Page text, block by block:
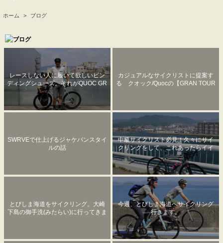
ホーム > ブログ
レースしない人に履いて欲しいビン
ディングシューズ。それがQUOC GR
AN TOURER
カジュアルなサイクリストに提案す
る クオック/Quocの【GRAN TOUR
SWRVEで仕上げるジャケパンスタイ
ルの話
中級サイクリスト必見！久々にサイ
クリングをして、これあったらイイ
なーって物を紹介します。
とびしま海道をサイクリング。大崎
下島の御手洗(みたらい)に行ってきま
今週、とびしま海道へサイクリング
行きます。